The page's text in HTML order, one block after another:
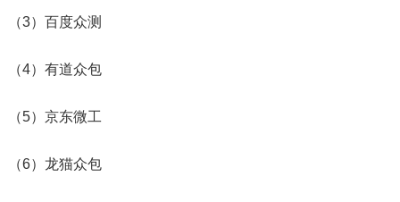
（3）百度众测
（4）有道众包
（5）京东微工
（6）龙猫众包